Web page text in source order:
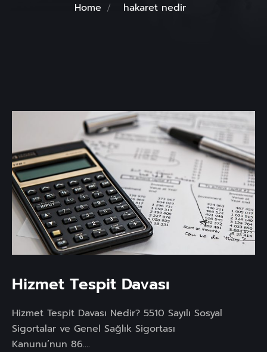
Home hakaret nedir
Hizmet Tespit Davası
Hizmet Tespit Davası Nedir? 5510 Sayılı Sosyal
Sigortalar ve Genel Sağlık Sigortası
Kanunu’nun 86....